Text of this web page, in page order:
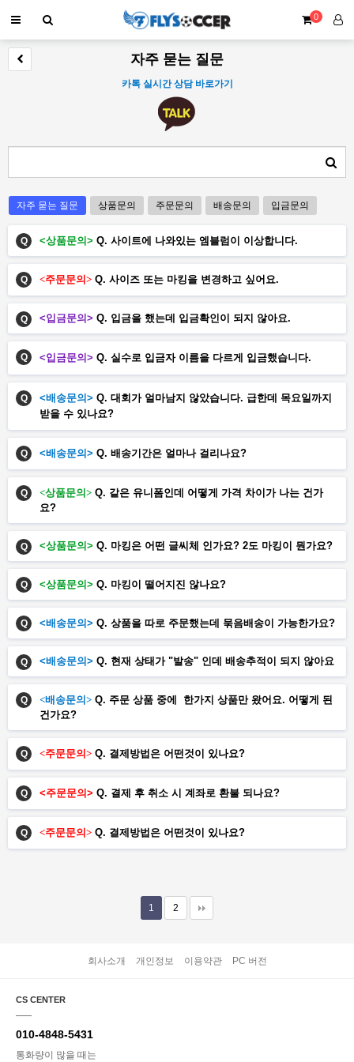
0
자주 묻는 질문
카톡 실시간 상담 바로가기
자주 묻는 질문 상품문의 주문문의 배송문의 입금문의
Q <상품문의> Q. 사이트에 나와있는 엠블럼이 이상합니다.
Q <주문문의> Q. 사이즈 또는 마킹을 변경하고 싶어요.
Q <입금문의> Q. 입금을 했는데 입금확인이 되지 않아요.
Q <입금문의> Q. 실수로 입금자 이름을 다르게 입금했습니다.
Q <배송문의> Q. 대회가 얼마남지 않았습니다. 급한데 목요일까지
받을 수 있나요?
Q <배송문의> Q. 배송기간은 얼마나 걸리나요?
Q <상품문의> Q. 같은 유니폼인데 어떻게 가격 차이가 나는 건가
요?
Q <상품문의> Q. 마킹은 어떤 글씨체 인가요? 2도 마킹이 뭔가요?
Q <상품문의> Q. 마킹이 떨어지진 않나요?
Q <배송문의> Q. 상품을 따로 주문했는데 묶음배송이 가능한가요?
Q <배송문의> Q. 현재 상태가 "발송" 인데 배송추적이 되지 않아요
Q <배송문의> Q. 주문 상품 중에 한가지 상품만 왔어요. 어떻게 된
건가요?
Q <주문문의> Q. 결제방법은 어떤것이 있나요?
Q <주문문의 > Q. 결제 후 취소 시 계좌로 환불 되나요?
Q <주문문의> Q. 결제방법은 어떤것이 있나요?
1 2
회사소개 개인정보 이용약관 PC 버전
CS CENTER
010-4848-5431
통화량이 많을 때는